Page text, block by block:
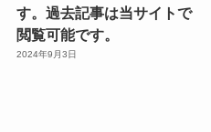
す。過去記事は当サイトで
閲覧可能です。
2024年9月3日